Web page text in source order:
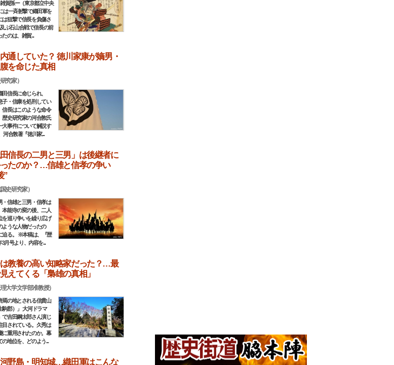
賀孫ー（東京都立中央
は一斉射撃で織田軍を
は狙撃で信長を負傷さ
ぶ石山合戦で信長の前
たのは、雑賀...
通していた？ 徳川家康が嫡男・
を命じた真相
究家）
信長に命じられ、
子・信康を処刑してい
信長はこのような命令
歴史研究家の河合敦氏
大事件について解説す
河合敦著『徳川家...
信長の二男と三男」は後継者に
たのか？…信雄と信孝の争い
”
史研究家）
・信雄と三男・信孝は
本能寺の変の後、二人
を巡り争いを繰り広げ
ような人物だったの
迫る。 ※本稿は、『歴
3月号より、内容を...
教養の高い知略家だった？…最
えてくる「梟雄の真相」
大学文学部准教授）
焉の地とされる信貴山
駒郡）」 大河ドラマ
で吉田鋼太郎さん演じ
目されている。久秀は
に重用されたのか。幕
の地位を、どのよう...
野島・明知城…織田軍はこんな